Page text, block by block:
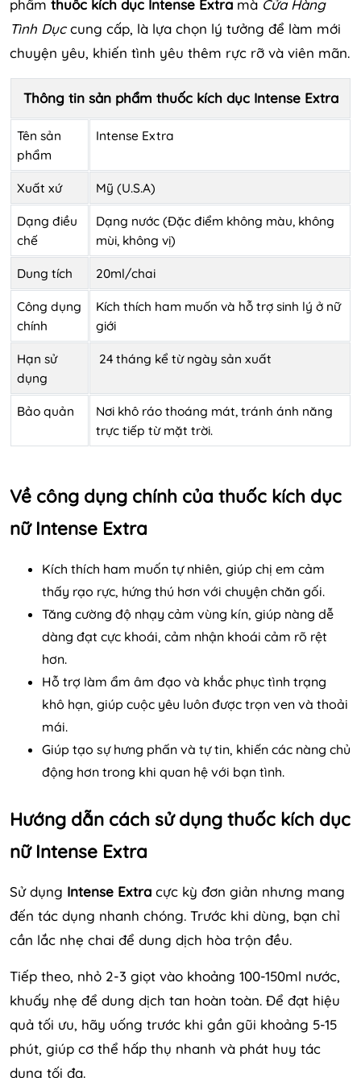
phẩm thuốc kích dục Intense Extra mà Cửa Hàng
Tình Dụccung cấp, là lựa chọn lý tưởng để làm mới
chuyện yêu, khiến tình yêu thêm rực rỡ và viên mãn.
Thông tin sản phẩm thuốc kích dục Intense Extra
Tên sản
phẩm
Intense Extra
Xuất xứ Mỹ (U.S.A)
Dạng điều
chế
Dạng nước (Đặc điểm không màu, không
mùi, không vị)
Dung tích 20ml/chai
Công dụng
chính
Kích thích ham muốn và hỗ trợ sinh lý ở nữ
giới
Hạn sử
dụng
24 tháng kể từ ngày sản xuất
Bảo quản
Nơi khô ráo thoáng mát, tránh ánh năng
trực tiếp từ mặt trời.
Về công dụng chính của thuốc kích dục
nữ Intense Extra
Kích thích ham muốn tự nhiên, giúp chị em cảm
thấy rạo rực, hứng thú hơn với chuyện chăn gối.
Tăng cường độ nhạy cảm vùng kín, giúp nàng dễ
dàng đạt cực khoái, cảm nhận khoái cảm rõ rệt
hơn.
Hỗ trợ làm ẩm âm đạo và khắc phục tình trạng
khô hạn, giúp cuộc yêu luôn được trọn ven và thoải
mái.
Giúp tạo sự hưng phấn và tự tin, khiến các nàng chủ
động hơn trong khi quan hệ với bạn tình.
Hướng dẫn cách sử dụng thuốc kích dục
nữ Intense Extra
Sử dụng Intense Extra cực kỳ đơn giản nhưng mang
đến tác dụng nhanh chóng. Trước khi dùng, bạn chỉ
cần lắc nhẹ chai để dung dịch hòa trộn đều.
Tiếp theo, nhỏ 2-3 giọt vào khoảng 100-150ml nước,
khuấy nhẹ để dung dịch tan hoàn toàn. Để đạt hiệu
quả tối ưu, hãy uống trước khi gần gũi khoảng 5-15
phút, giúp cơ thể hấp thụ nhanh và phát huy tác
dụng tối đa.